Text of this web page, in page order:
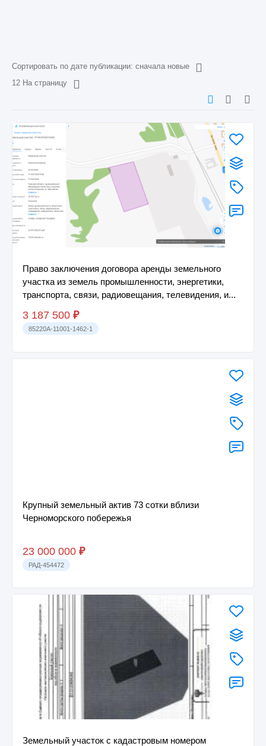
Сортировать по дате публикации: сначала новые
12 На страницу
Право заключения договора аренды земельного
участка из земель промышленности, энергетики,
транспорта, связи, радиовещания, телевидения, и...
3 187 500 ₽
85220A-11001-1462-1
Крупный земельный актив 73 сотки вблизи
Черноморского побережья
23 000 000 ₽
РАД-454472
Земельный участок с кадастровым номером